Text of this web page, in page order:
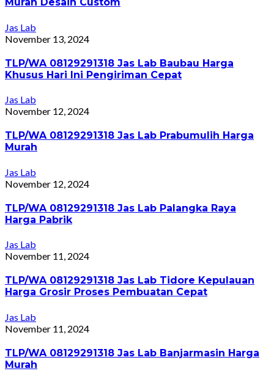
Jas Lab
November 13, 2024
TLP/WA 08129291318 Jas Lab Baubau Harga
Khusus Hari Ini Pengiriman Cepat
Jas Lab
November 12, 2024
TLP/WA 08129291318 Jas Lab Prabumulih Harga
Murah
Jas Lab
November 12, 2024
TLP/WA 08129291318 Jas Lab Palangka Raya
Harga Pabrik
Jas Lab
November 11, 2024
TLP/WA 08129291318 Jas Lab Tidore Kepulauan
Harga Grosir Proses Pembuatan Cepat
Jas Lab
November 11, 2024
TLP/WA 08129291318 Jas Lab Banjarmasin Harga
Murah